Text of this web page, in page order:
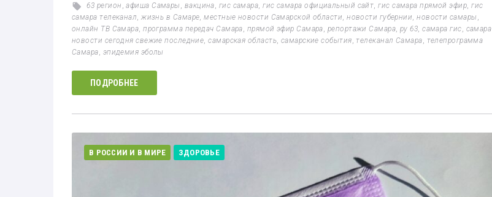
63 регион ,афиша Самары , вакцина, гис самара,гис самара официальный сайт,гис самара прямой эфир,гис
самара телеканал,жизнь в Самаре,местные новости Самарской области,новости губернии,новости самары ,
онлайн ТВ Самара,программа передач Самара, прямой эфир Самара, репортажи Самара, ру 63,самара гис, самара
новости сегодня свежие последние,самарская область, самарские события,телеканал Самара, телепрограмма
Самара, эпидемия эболы
ПОДРОБНЕЕ
В РОССИИ И В МИРЕ ЗДОРОВЬЕ